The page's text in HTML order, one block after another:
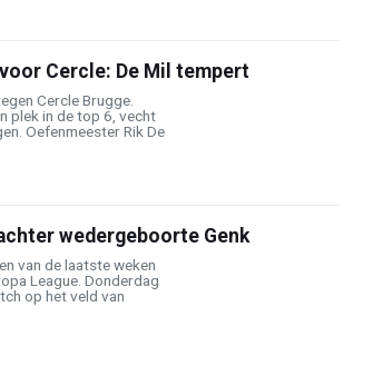
Cercle: De Mil tempert
Cercle Brugge.
plek in de top 6, vecht
Oefenmeester Rik De
wedergeboorte Genk
van de laatste weken
League. Donderdag
op het veld van